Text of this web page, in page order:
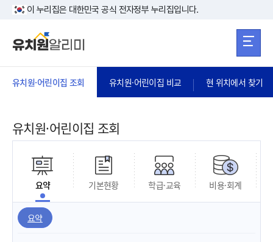
본문 바로가기
이 누리집은 대한민국 공식 전자정부 누리집입니다.
유치원·어린이집 조회 유치원·어린이집 비교 현 위치에서 찾기
유치원·어린이집 조회
요약 기본현황 학급·교육 비용·회계
요약